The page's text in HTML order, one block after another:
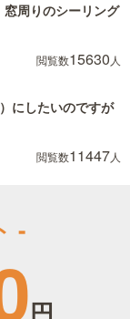
周りのシーリング
閲覧数15630 人
にしたいのですが
閲覧数11447人
-